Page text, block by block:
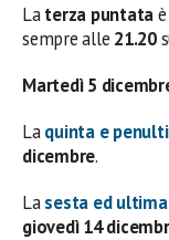
Laterza puntata
sempre alle 21.20
Martedì 5
Laquinta e
dicembre.
Lasesta ed
giovedì 14